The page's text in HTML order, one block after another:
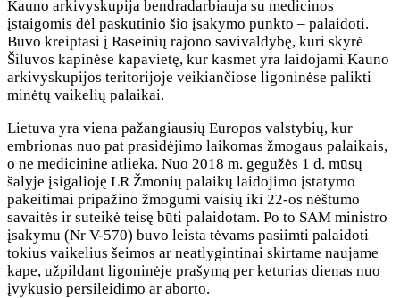
Kauno arkivyskupija bendradarbiauja su medicinos
įstaigomis dėl paskutinio šio įsakymo punkto – palaidoti.
Buvo kreiptasi į Raseinių rajono savivaldybę, kuri skyrė
Šiluvos kapinėse kapavietę, kur kasmet yra laidojami Kauno
arkivyskupijos teritorijoje veikiančiose ligoninėse palikti
minėtų vaikelių palaikai.
Lietuva yra viena pažangiausių Europos valstybių, kur
embrionas nuo pat prasidėjimo laikomas žmogaus palaikais,
o ne medicinine atlieka. Nuo 2018 m. gegužės 1 d. mūsų
šalyje įsigalioję LR Žmonių palaikų laidojimo įstatymo
pakeitimai pripažino žmogumi vaisių iki 22-os nėštumo
savaitės ir suteikė teisę būti palaidotam. Po to SAM ministro
įsakymu (Nr V-570) buvo leista tėvams pasiimti palaidoti
tokius vaikelius šeimos ar neatlygintinai skirtame naujame
kape, užpildant ligoninėje prašymą per keturias dienas nuo
įvykusio persileidimo ar aborto.